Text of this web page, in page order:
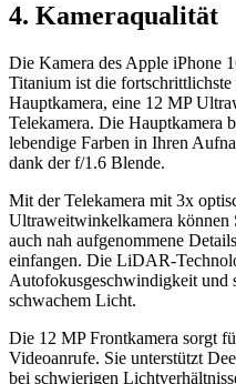
4. Kameraqualität
Die Kamera des Apple iPhone
Titanium ist die
Hauptkamera, eine 12 MP
Telekamera. Die Hauptkamera
lebendige Farben in Ihren
dank der f/1.6 Blende.
Mit der Telekamera mit 3x
Ultraweitwinkelkamera können
auch nah aufgenommene
einfangen. Die LiDAR-
Autofokusgeschwindigkeit und
schwachem Licht.
Die 12 MP Frontkamera sorgt
Videoanrufe. Sie unterstützt
bei schwierigen